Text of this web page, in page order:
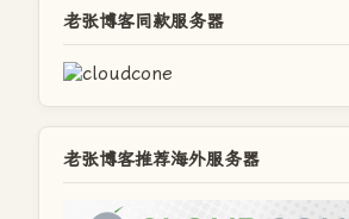
老张博客同款服务器
老张博客推荐海外服务器